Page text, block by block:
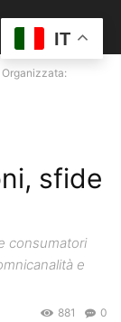
sfide
consumatori
e
0
881
IT